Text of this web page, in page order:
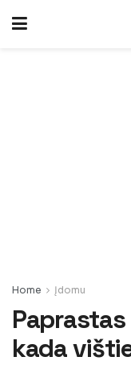
Home Įdomu
kada